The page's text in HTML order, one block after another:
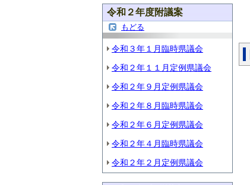
令和２年度附議案
もどる
令和３年１月臨時県議会
令和２年１１月定例県議会
令和２年９月定例県議会
令和２年８月臨時県議会
令和２年６月定例県議会
令和２年４月臨時県議会
令和２年２月定例県議会